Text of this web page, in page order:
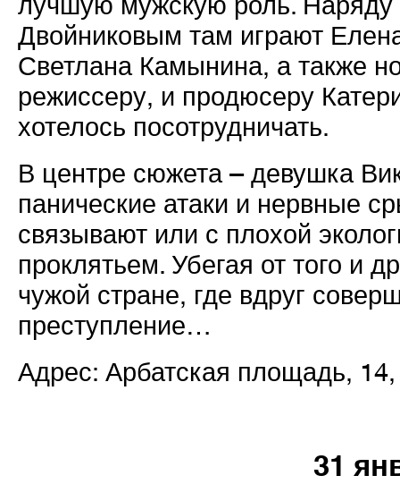
Двойниковым там играют
Светлана Камынина, а также
режиссеру, и продюсеру
хотелось посотрудничать.
В центре сюжета – девушка
панические атаки и нервные
связывают или с плохой
проклятьем. Убегая от того и
чужой стране, где вдруг
преступление…
Адрес: Арбатская площадь, 14,
31